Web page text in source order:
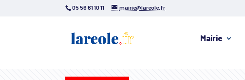
05 56 61 10 11 mairie@lareole.fr
Mairie